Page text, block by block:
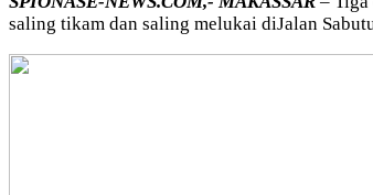
saling tikam dan saling melukai diJalan